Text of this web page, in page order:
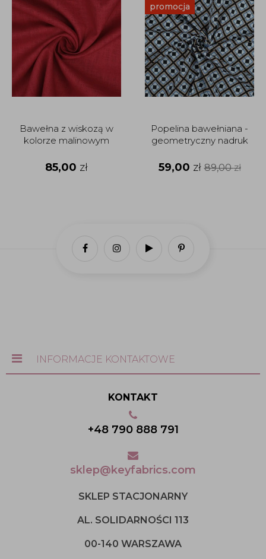
Bawełna z wiskozą w
kolorze malinowym
85,00 zł
promocja
Popelina bawełniana -
geometryczny nadruk
59,00 zł 89,00zł
INFORMACJE KONTAKTOWE
KONTAKT
+48 790 888 791
sklep@keyfabrics.com
SKLEP STACJONARNY
AL. SOLIDARNOŚCI 113
00-140 WARSZAWA